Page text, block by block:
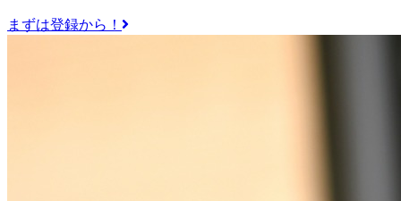
まずは登録から！